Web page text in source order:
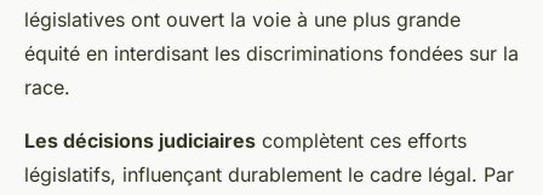
législatives ont ouvert la voie à une plus grande
équité en interdisant les discriminations fondées sur la
race.
Les décisions judiciaires complètent ces efforts
législatifs, influençant durablement le cadre légal. Par